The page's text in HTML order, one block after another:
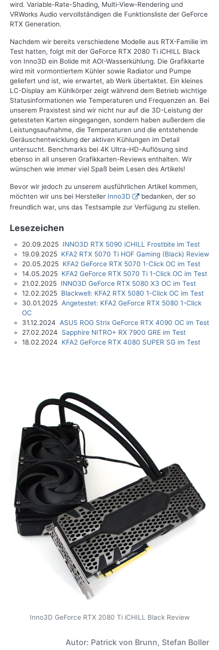
wird. Variable-Rate-Shading, Multi-View-Rendering und
VRWorks Audio vervollständigen die Funktionsliste der GeForce
RTX Generation.
Nachdem wir bereits verschiedene Modelle aus RTX-Familie im
Test hatten, folgt mit der GeForce RTX 2080 Ti iCHILL Black
von Inno3D ein Bolide mit AOI-Wasserkühlung. Die Grafikkarte
wird mit vormontiertem Kühler sowie Radiator und Pumpe
geliefert und ist, wie erwartet, ab Werk übertaktet. Ein kleines
LC-Display am Kühlkörper zeigt während dem Betrieb wichtige
Statusinformationen wie Temperaturen und Frequenzen an. Bei
unserem Praxistest sind wir nicht nur auf die 3D-Leistung der
getesteten Karten eingegangen, sondern haben außerdem die
Leistungsaufnahme, die Temperaturen und die entstehende
Geräuschentwicklung der aktiven Kühlungen im Detail
untersucht. Benchmarks bei 4K Ultra-HD-Auflösung sind
ebenso in all unseren Grafikkarten-Reviews enthalten. Wir
wünschen wie immer viel Spaß beim Lesen des Artikels!
Bevor wir jedoch zu unserem ausführlichen Artikel kommen,
möchten wir uns bei Hersteller Inno3D
bedanken, der so
freundlich war, uns das Testsample zur Verfügung zu stellen.
Lesezeichen
20.09.2025 INNO3D RTX 5090 iCHILL Frostbite im Test
19.09.2025 KFA2 RTX 5070 Ti HOF Gaming (Black) Review
20.05.2025 KFA2 GeForce RTX 5070 1-Click OC im Test
14.05.2025 KFA2 GeForce RTX 5070 Ti 1-Click OC im Test
21.02.2025 INNO3D GeForce RTX 5080 X3 OC im Test
12.02.2025 Blackwell: KFA2 RTX 5080 1-Click OC im Test
30.01.2025 Angetestet: KFA2 GeForce RTX 5080 1-Click
OC
31.12.2024 ASUS ROG Strix GeForce RTX 4090 OC im Test
27.02.2024 Sapphire NITRO+ RX 7900 GRE im Test
18.02.2024 KFA2 GeForce RTX 4080 SUPER SG im Test
Inno3D GeForce RTX 2080 Ti iCHILL Black Review
Autor: Patrick von Brunn, Stefan Boller